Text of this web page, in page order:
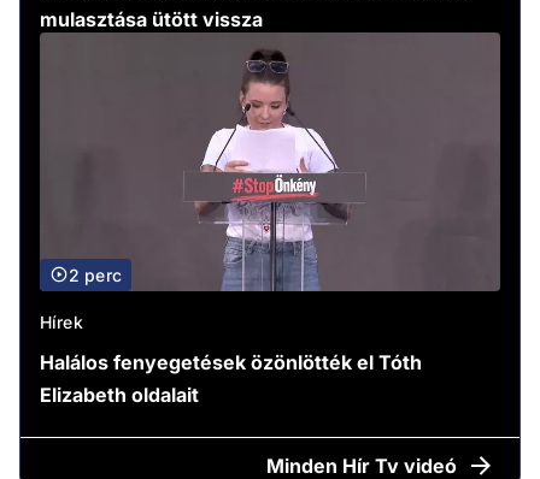
mulasztása ütött vissza
2 perc
Hírek
Halálos fenyegetések özönlötték el Tóth
Elizabeth oldalait
Minden Hír Tv videó